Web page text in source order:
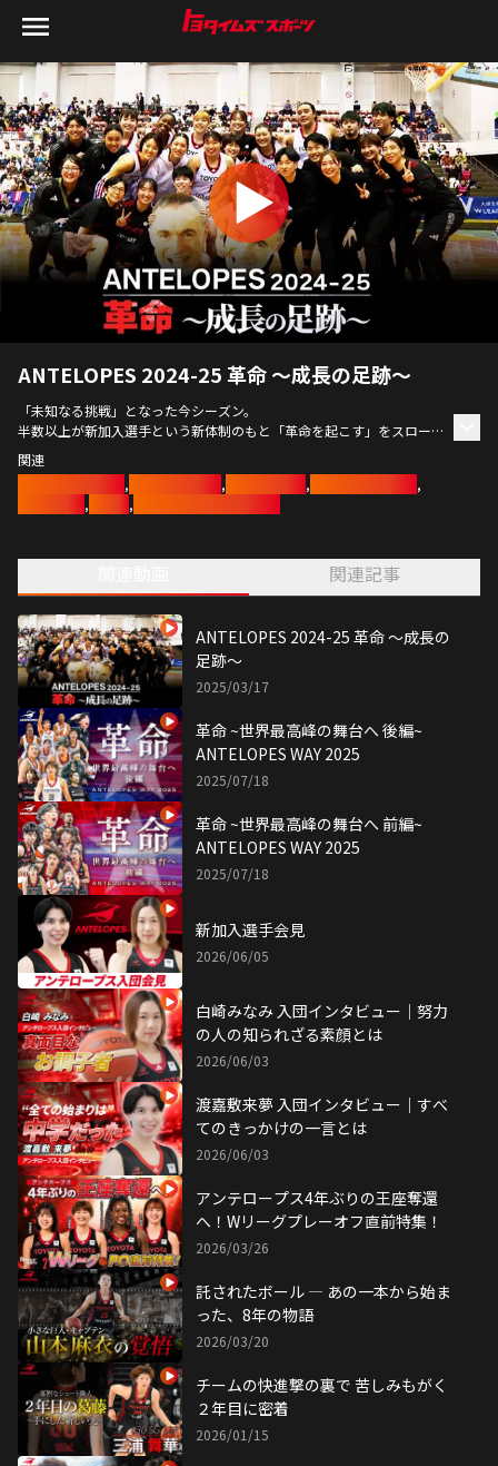
ANTELOPES 2024-25 革命 ～成長の足跡～
「未知なる挑戦」となった今シーズン。
半数以上が新加入選手という新体制のもと「革命を起こす」をスローガ
ンに掲げた。
しかし、開幕2戦目でキャプテン・山本麻衣が負傷。
待ち受けていたのは、まさかの8連敗という厳しい現実だった。
それでも、勝利を求めて前を向いて歩み続けた。
2年目の横山智那美、副キャプテン・平下愛佳が負傷。
幾多の苦難を乗り越え、常に前を向き、最後の瞬間まで戦い続けたアン
テロープス。
その成長の軌跡をたどる。
関連
, , ,
,
, ,
関連記事
ANTELOPES 2024-25 革命 ～成長の
足跡～
2025/03/17
革命 ~世界最高峰の舞台へ 後編~
ANTELOPES WAY 2025
2025/07/18
革命 ~世界最高峰の舞台へ 前編~
ANTELOPES WAY 2025
2025/07/18
新加入選手会見
2026/06/05
白崎みなみ 入団インタビュー｜努力
の人の知られざる素顔とは
2026/06/03
渡嘉敷来夢 入団インタビュー｜すべ
てのきっかけの一言とは
2026/06/03
アンテロープス4年ぶりの王座奪還
へ！Wリーグプレーオフ直前特集！
2026/03/26
託されたボール ― あの一本から始ま
った、8年の物語
2026/03/20
チームの快進撃の裏で 苦しみもがく
２年目に密着
2026/01/15